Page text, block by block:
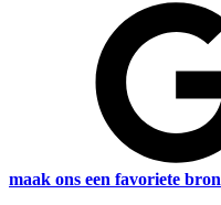
maak ons een favoriete bron